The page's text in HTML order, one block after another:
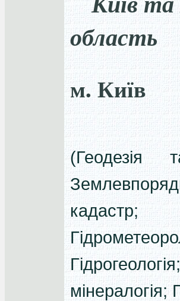
область
м. Київ
(Геодезія
мінералогія;